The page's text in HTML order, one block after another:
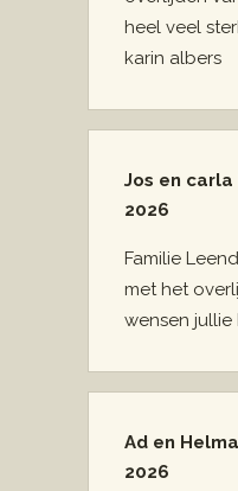
heel veel
karin albers
Jos en
2026
Familie
met het
wensen jullie
Ad en
2026